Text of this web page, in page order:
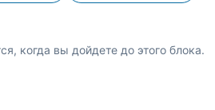
когда вы дойдете до этого блока.